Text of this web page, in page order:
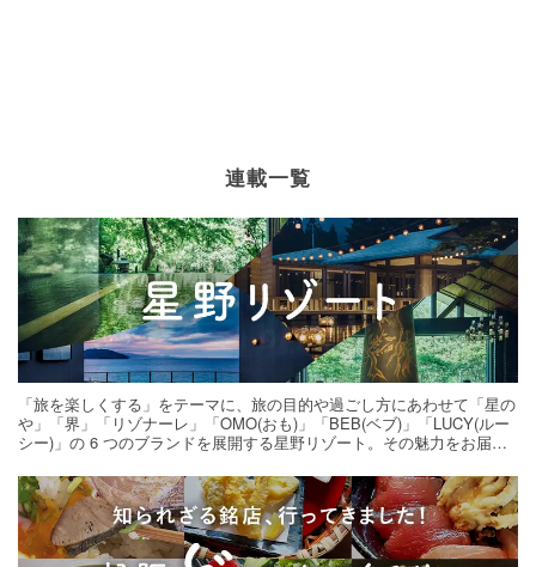
連載一覧
「旅を楽しくする」をテーマに、旅の目的や過ごし方にあわせて「星の
や」「界」「リゾナーレ」「OMO(おも)」「BEB(ベブ)」「LUCY(ルー
シー)」の 6 つのブランドを展開する星野リゾート。その魅力をお届け